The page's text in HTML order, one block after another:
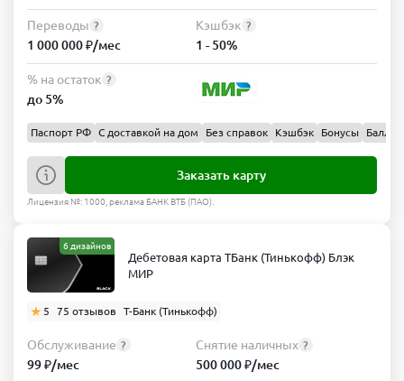
Переводы ?
1 000 000 ₽/мес
Кэшбэк ?
1 - 50%
% на остаток ?
до 5%
Паспорт РФ С доставкой на дом Без справок Кэшбэк Бонусы Баллы
Заказать карту
Лицензия №: 1000, реклама БАНК ВТБ (ПАО).
6 дизайнов
Дебетовая карта ТБанк (Тинькофф) Блэк
МИР
5 75 отзывов Т-Банк (Тинькофф)
Обслуживание ?
99 ₽/мес
Снятие наличных ?
500 000 ₽/мес